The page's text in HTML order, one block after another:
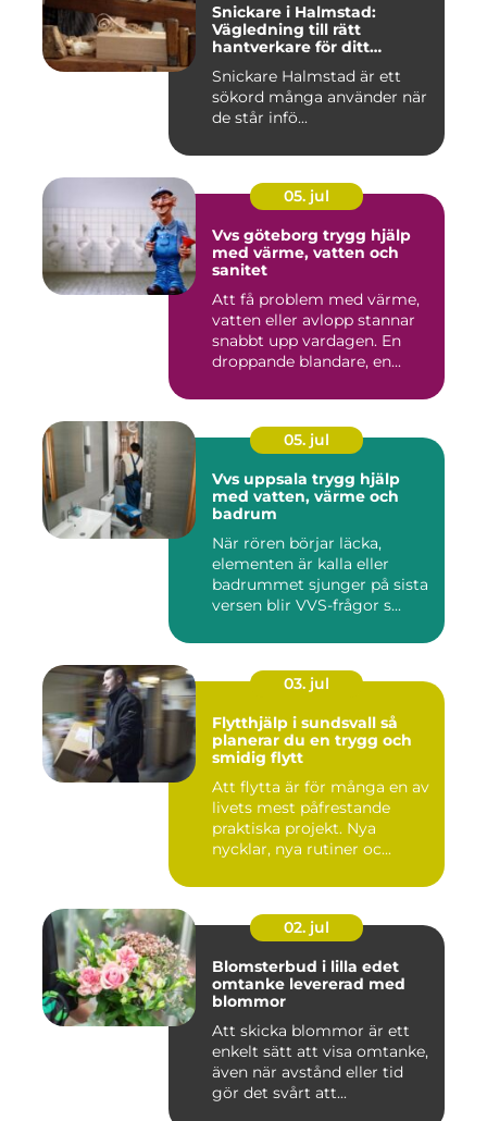
Snickare i Halmstad:
Vägledning till rätt
hantverkare för ditt
Snickare Halmstad är ett
sökord många använder när
de står infö...
05. jul
Vvs göteborg trygg hjälp
med värme, vatten och
sanitet
Att få problem med värme,
vatten eller avlopp stannar
snabbt upp vardagen. En
droppande blandare, en...
05. jul
Vvs uppsala trygg hjälp
med vatten, värme och
badrum
När rören börjar läcka,
elementen är kalla eller
badrummet sjunger på sista
versen blir VVS-frågor s...
03. jul
Flytthjälp i sundsvall så
planerar du en trygg och
smidig flytt
Att flytta är för många en av
livets mest påfrestande
praktiska projekt. Nya
nycklar, nya rutiner oc...
02. jul
Blomsterbud i lilla edet
omtanke levererad med
blommor
Att skicka blommor är ett
enkelt sätt att visa omtanke,
även när avstånd eller tid
gör det svårt att...